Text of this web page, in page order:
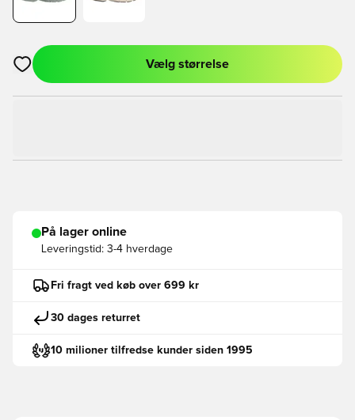
Åbner en Modal til at logge ind eller tilmelde dig som medlem
Vælg størrelse
På lager online
Leveringstid: 3-4 hverdage
Fri fragt ved køb over 699 kr
30 dages returret
10 milioner tilfredse kunder siden 1995